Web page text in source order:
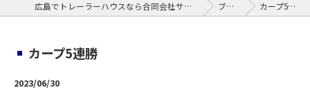
広島でトレーラーハウスなら合同会社サンクビジョン ブログ カープ5連勝
カープ5連勝
2023/06/30